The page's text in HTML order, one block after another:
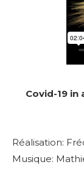
Covid-19
Réalisation:
Musique: